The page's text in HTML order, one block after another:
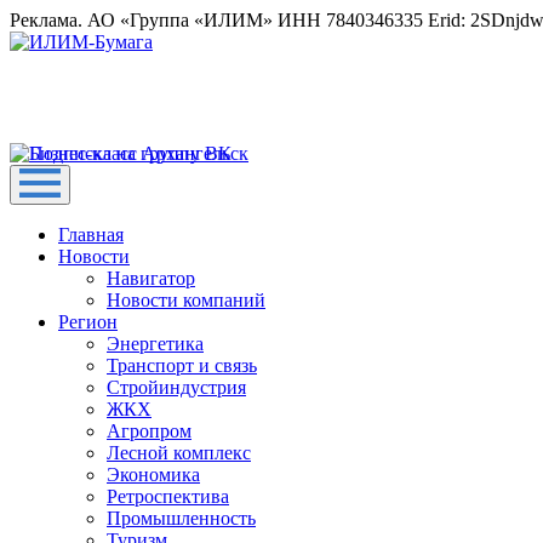
Реклама. АО «Группа «ИЛИМ» ИНН 7840346335 Erid:
Главная
Новости
Навигатор
Новости компаний
Регион
Энергетика
Транспорт и связь
Стройиндустрия
ЖКХ
Агропром
Лесной комплекс
Экономика
Ретроспектива
Промышленность